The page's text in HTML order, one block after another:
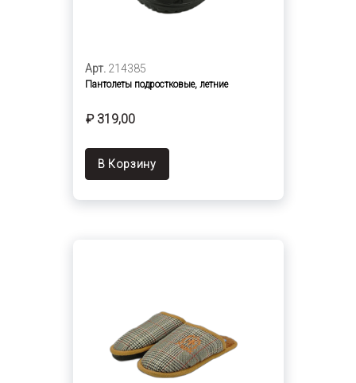
Арт. 214385
Пантолеты подростковые, летние
₽ 319,00
В Корзину